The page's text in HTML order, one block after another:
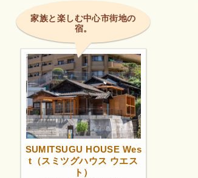
保護されている場合があります。
家族と楽しむ中心市街地の
宿。
SUMITSUGU HOUSE Wes
t（スミツグハウス ウエス
ト）